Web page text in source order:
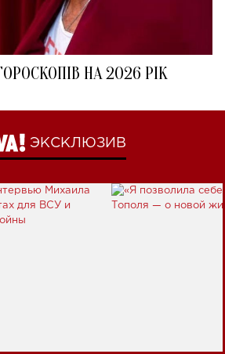
НА 2026 РІК
ЭКСКЛЮЗИВ